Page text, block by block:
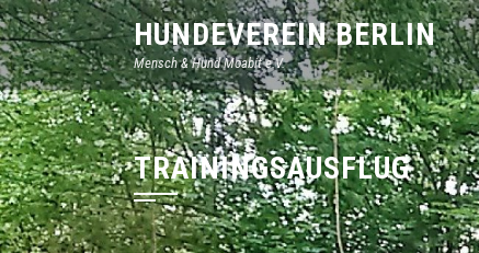
HUNDEVEREIN BERLIN
Mensch & Hund Moabit e.V.
TRAININGSAUSFLUG